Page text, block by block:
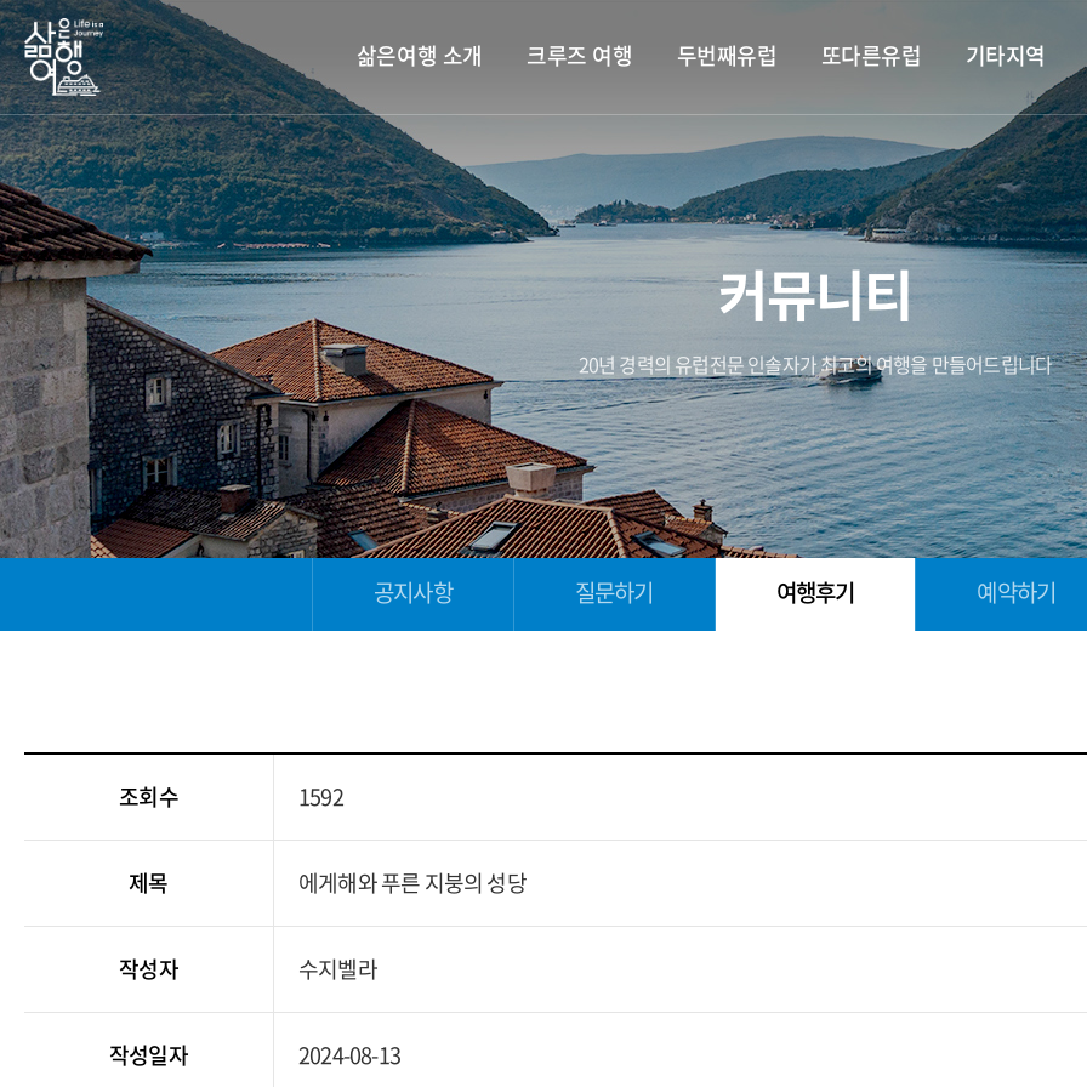
삶은여행 소개 크루즈 여행 두번째유럽 또다른유럽 기타지역
커뮤니티
20년 경력의 유럽전문 인솔자가 최고의 여행을 만들어드립니다
공지사항 질문하기 여행후기 예약하기
조회수 1592
제목 에게해와 푸른 지붕의 성당
작성자 수지벨라
작성일자 2024-08-13